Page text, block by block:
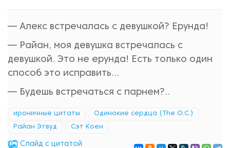
— Алекс встречалась с девушкой? Ерунда!
— Райан, моя девушка встречалась с
девушкой. Это не ерунда! Есть только один
способ это исправить...
— Будешь встречаться с парнем?..
ироничные цитаты Одинокие сердца (The O.C.)
Райан Этвуд Сэт Коен
Cлайд с цитатой